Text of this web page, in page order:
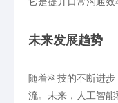
未来发展趋势
随着科技的不断进
流。未来，人工智